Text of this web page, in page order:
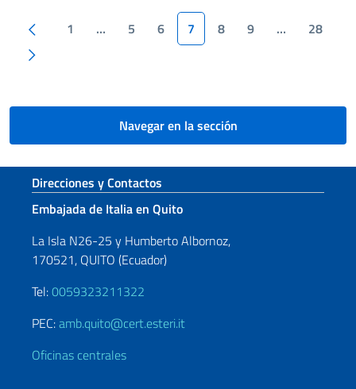
Paginación
Pagina anterior
1 … 5 6 7 8 9 …
28
Navegar en la sección
Sezione footer
Direcciones y Contactos
Embajada de Italia en Quito
La Isla N26-25 y Humberto Albornoz,
170521, QUITO (Ecuador)
Tel:0059323211322
PEC:amb.quito@cert.esteri.it
Oficinas centrales